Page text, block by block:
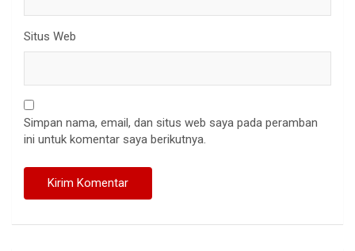
Situs Web
Simpan nama, email, dan situs web saya pada peramban
ini untuk komentar saya berikutnya.